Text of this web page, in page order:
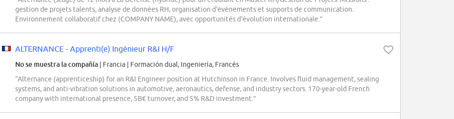
gestion de projets talents, analyse de données RH, organisation d'événements et supports de communication.
Environnement collaboratif chez (COMPANY NAME), avec opportunités d'évolution internationale.”
ALTERNANCE - Apprenti(e) Ingénieur R&I H/F
No se muestra la compañía | Francia | Formación dual, Ingeniería, Francés
“Alternance (apprenticeship) for an R&I Engineer position at Hutchinson in France. Involves fluid management, sealing
systems, and anti-vibration solutions in automotive, aeronautics, defense, and industry sectors. 170-year-old French
company with international presence, 5B€ turnover, and 5% R&D investment.”